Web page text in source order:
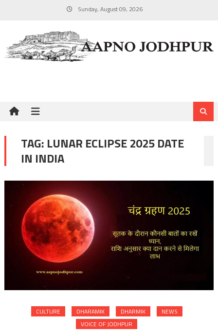
Sunday, August 09, 2026
TAG: LUNAR ECLIPSE 2025 DATE
IN INDIA
CULTURE DHARAMIK DHARMIK
NEWS
VOICE OF JODHPUR